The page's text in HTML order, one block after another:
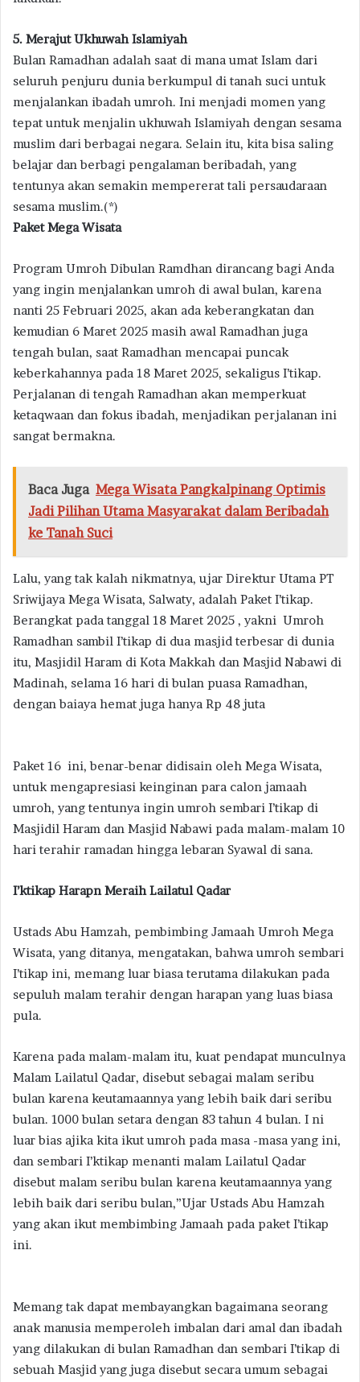
5. Merajut Ukhuwah Islamiyah
Bulan Ramadhan adalah saat di mana umat Islam dari
seluruh penjuru dunia berkumpul di tanah suci untuk
menjalankan ibadah umroh. Ini menjadi momen yang
tepat untuk menjalin ukhuwah Islamiyah dengan sesama
muslim dari berbagai negara. Selain itu, kita bisa saling
belajar dan berbagi pengalaman beribadah, yang
tentunya akan semakin mempererat tali persaudaraan
sesama muslim.(*)
Paket Mega Wisata
Program Umroh Dibulan Ramdhan dirancang bagi Anda
yang ingin menjalankan umroh di awal bulan, karena
nanti 25 Februari 2025, akan ada keberangkatan dan
kemudian 6 Maret 2025 masih awal Ramadhan juga
tengah bulan, saat Ramadhan mencapai puncak
keberkahannya pada 18 Maret 2025, sekaligus I’tikap.
Perjalanan di tengah Ramadhan akan memperkuat
ketaqwaan dan fokus ibadah, menjadikan perjalanan ini
sangat bermakna.
Baca Juga Mega Wisata Pangkalpinang Optimis
Jadi Pilihan Utama Masyarakat dalam Beribadah
ke Tanah Suci
Lalu, yang tak kalah nikmatnya, ujar Direktur Utama PT
Sriwijaya Mega Wisata, Salwaty, adalah Paket I’tikap.
Berangkat pada tanggal 18 Maret 2025 , yakni Umroh
Ramadhan sambil I’tikap di dua masjid terbesar di dunia
itu, Masjidil Haram di Kota Makkah dan Masjid Nabawi di
Madinah, selama 16 hari di bulan puasa Ramadhan,
dengan baiaya hemat juga hanya Rp 48 juta
Paket 16 ini, benar-benar didisain oleh Mega Wisata,
untuk mengapresiasi keinginan para calon jamaah
umroh, yang tentunya ingin umroh sembari I’tikap di
Masjidil Haram dan Masjid Nabawi pada malam-malam 10
hari terahir ramadan hingga lebaran Syawal di sana.
I’ktikap Harapn Meraih Lailatul Qadar
Ustads Abu Hamzah, pembimbing Jamaah Umroh Mega
Wisata, yang ditanya, mengatakan, bahwa umroh sembari
I’tikap ini, memang luar biasa terutama dilakukan pada
sepuluh malam terahir dengan harapan yang luas biasa
pula.
Karena pada malam-malam itu, kuat pendapat munculnya
Malam Lailatul Qadar, disebut sebagai malam seribu
bulan karena keutamaannya yang lebih baik dari seribu
bulan. 1000 bulan setara dengan 83 tahun 4 bulan. I ni
luar bias ajika kita ikut umroh pada masa -masa yang ini,
dan sembari I’ktikap menanti malam Lailatul Qadar
disebut malam seribu bulan karena keutamaannya yang
lebih baik dari seribu bulan,”Ujar Ustads Abu Hamzah
yang akan ikut membimbing Jamaah pada paket I’tikap
ini.
Memang tak dapat membayangkan bagaimana seorang
anak manusia memperoleh imbalan dari amal dan ibadah
yang dilakukan di bulan Ramadhan dan sembari I’tikap di
sebuah Masjid yang juga disebut secara umum sebagai